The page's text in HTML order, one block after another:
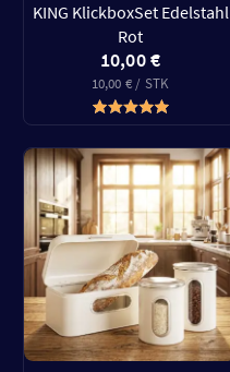
KING KlickboxSet Edelstahl
Rot
10,00 €
10,00 € / STK